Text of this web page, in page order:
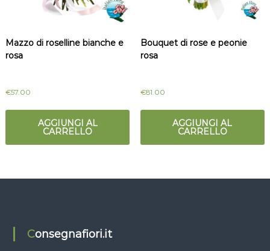
Mazzo di roselline bianche e
rosa
€57.00
AGGIUNGI AL
CARRELLO
Bouquet di rose e peonie
rosa
€81.00
AGGIUNGI AL
CARRELLO
Consegnafiori.it